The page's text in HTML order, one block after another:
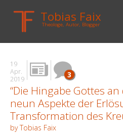
Tobias Faix
Theologe, Autor, Blogger
HOME
BLOG
BIOGRAPHIE
BÜCHER
UNTERWEGS
19
Apr.
2019
3
“Die Hingabe Gottes
neun Aspekte der
Transformation des
by Tobias Faix